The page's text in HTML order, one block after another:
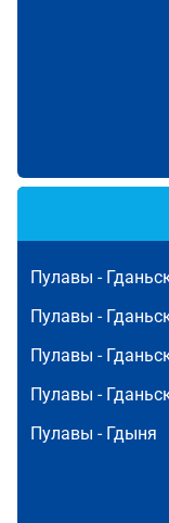
Пулавы -
Пулавы -
Пулавы -
Пулавы -
Пулавы - Гдыня